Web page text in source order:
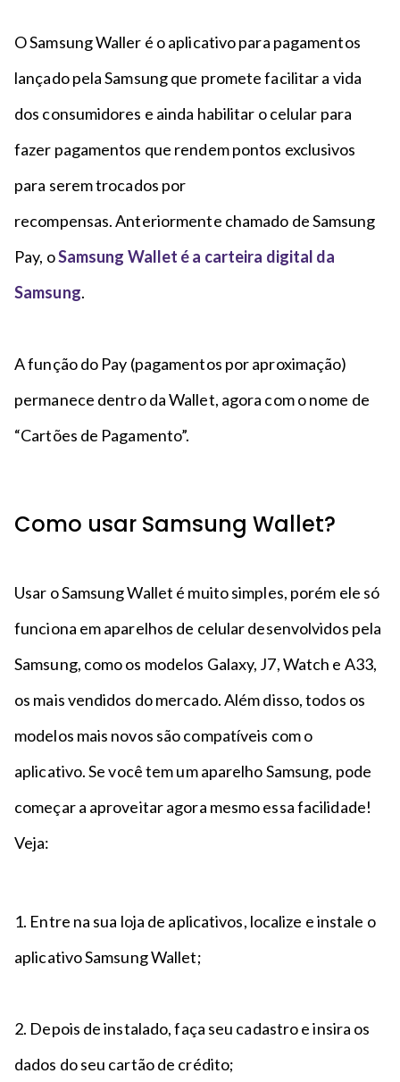
i
p
l
é
t
O Samsung Waller é o aplicativo para pagamentos
lançado pela Samsung que promete facilitar a vida
dos consumidores e ainda habilitar o celular para
fazer pagamentos que rendem pontos exclusivos
para serem trocados por
recompensas. Anteriormente chamado de Samsung
Pay, oSamsung Wallet é a carteira digital da
Samsung.
A função do Pay (pagamentos por aproximação)
permanece dentro da Wallet, agora com o nome de
“Cartões de Pagamento”.
Como usar Samsung Wallet?
Usar o Samsung Wallet é muito simples, porém ele só
funciona em aparelhos de celular desenvolvidos pela
Samsung, como os modelos Galaxy, J7, Watch e A33,
os mais vendidos do mercado. Além disso, todos os
modelos mais novos são compatíveis com o
aplicativo. Se você tem um aparelho Samsung, pode
começar a aproveitar agora mesmo essa facilidade!
Veja:
1. Entre na sua loja de aplicativos, localize e instale o
aplicativo Samsung Wallet;
2. Depois de instalado, faça seu cadastro e insira os
dados do seu cartão de crédito;